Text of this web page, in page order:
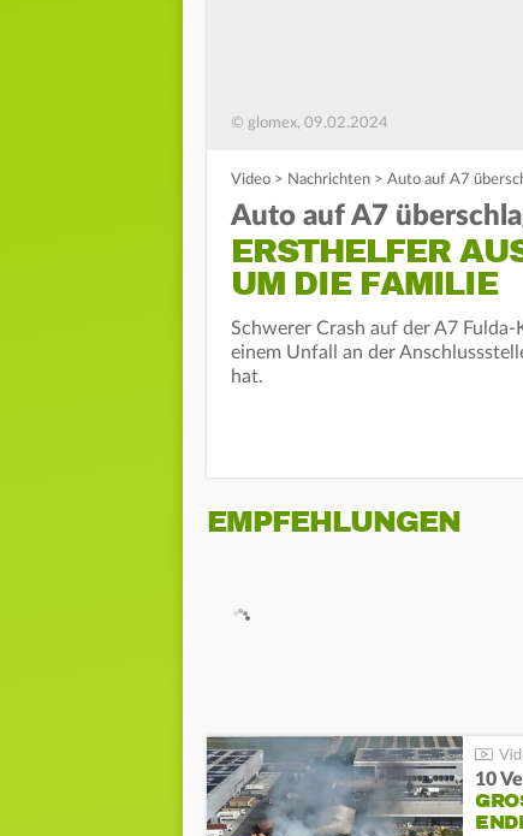
© glomex, 09.02.2024
Video > Nachrichten > Auto auf A7
Auto auf A7
ERSTHELFER
UM DIE FAMILIE
Schwerer Crash auf der A7
einem Unfall an der
hat.
EMPFEHLUNGEN
10